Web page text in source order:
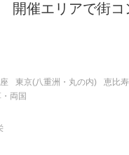
開催エリアで街
東京(八重洲・丸の内) 恵比
両国